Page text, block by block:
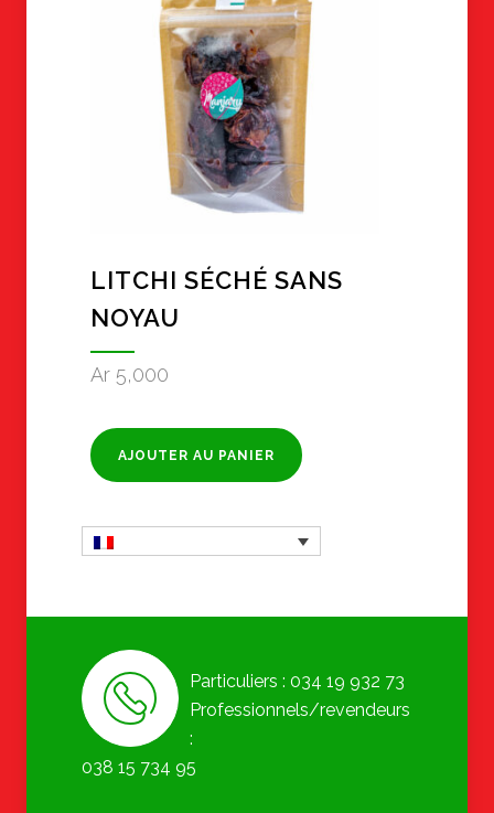
LITCHI SÉCHÉ SANS
NOYAU
Ar 5,000
AJOUTER AU PANIER
Particuliers : 034 19 932 73
Professionnels/revendeurs
:
038 15 734 95